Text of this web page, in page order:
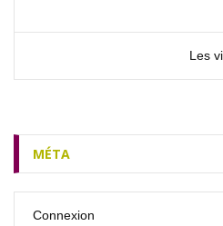
Les
MÉTA
Connexion